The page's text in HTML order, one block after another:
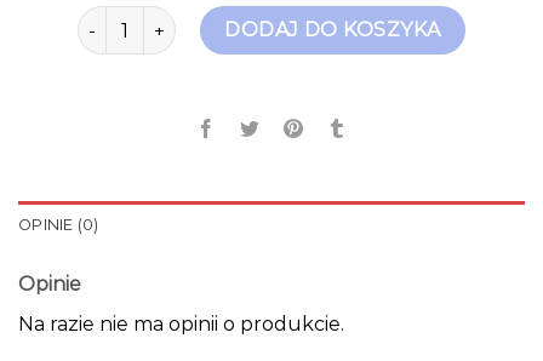
ilość wojas botki DODAJ DO KOSZYKA
OPINIE (0)
Opinie
Na razie nie ma opinii o produkcie.